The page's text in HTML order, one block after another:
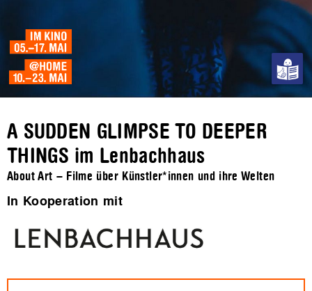
A SUDDEN GLIMPSE TO DEEPER
THINGS im Lenbachhaus
About Art – Filme über Künstler*innen und ihre Welten
In Kooperation mit